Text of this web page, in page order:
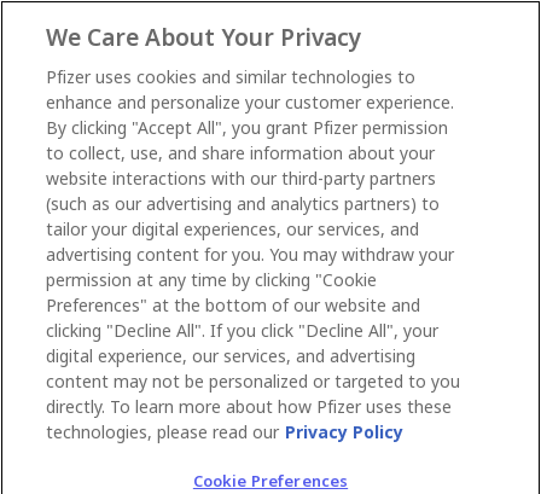
We Care About Your Privacy
Pfizer uses cookies and similar technologies to
enhance and personalize your customer experience.
By clicking "Accept All", you grant Pfizer permission
to collect, use, and share information about your
website interactions with our third-party partners
(such as our advertising and analytics partners) to
tailor your digital experiences, our services, and
advertising content for you. You may withdraw your
permission at any time by clicking "Cookie
Preferences" at the bottom of our website and
clicking "Decline All". If you click "Decline All", your
digital experience, our services, and advertising
content may not be personalized or targeted to you
directly. To learn more about how Pfizer uses these
technologies, please read our Privacy Policy
Cookie Preferences